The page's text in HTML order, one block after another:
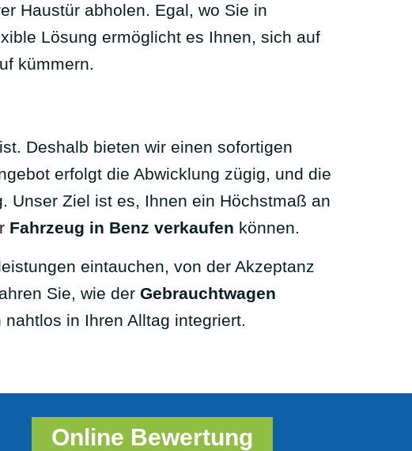
Haustür abholen. Egal, wo Sie in
Lösung ermöglicht es Ihnen, sich auf
kümmern.
Deshalb bieten wir einen sofortigen
erfolgt die Abwicklung zügig, und die
Unser Ziel ist es, Ihnen ein Höchstmaß an
Fahrzeug in Benz verkaufen können.
eintauchen, von der Akzeptanz
Sie, wie der Gebrauchtwagen
in Ihren Alltag integriert.
Online Bewertung